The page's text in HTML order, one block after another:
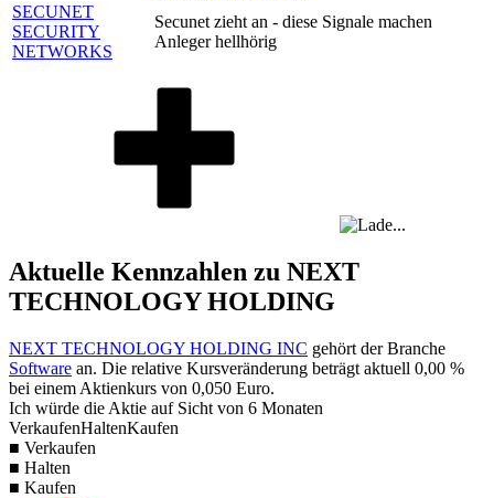
SECUNET
SECURITY
NETWORKS
Secunet zieht an - diese Signale machen
Anleger hellhörig
Aktuelle Kennzahlen zu NEXT
TECHNOLOGY HOLDING
NEXT TECHNOLOGY HOLDING INC gehört der Branche
Software an. Die relative Kursveränderung beträgt aktuell 0,00 %
bei einem Aktienkurs von 0,050 Euro.
Ich würde die Aktie auf Sicht von 6 Monaten
VerkaufenHaltenKaufen
■ Verkaufen
■ Halten
■ Kaufen